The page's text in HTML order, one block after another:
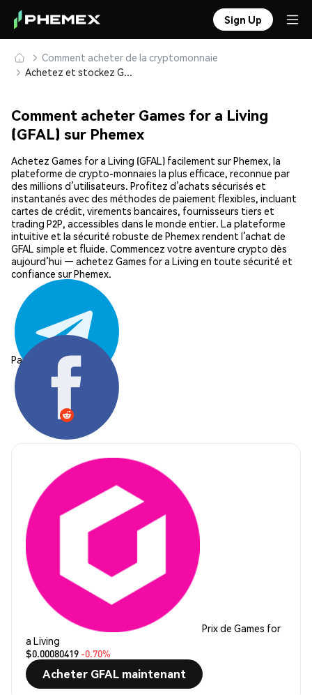
Sign Up
Comment acheter de la cryptomonnaie
Achetez et stockez Games for a Living (GFAL) en toute sécurité
Comment acheter Games for a Living
(GFAL) sur Phemex
Achetez Games for a Living (GFAL) facilement sur Phemex, la
plateforme de crypto-monnaies la plus efficace, reconnue par
des millions d’utilisateurs. Profitez d’achats sécurisés et
instantanés avec des méthodes de paiement flexibles, incluant
cartes de crédit, virements bancaires, fournisseurs tiers et
trading P2P, accessibles dans le monde entier. La plateforme
intuitive et la sécurité robuste de Phemex rendent l’achat de
GFAL simple et fluide. Commencez votre aventure crypto dès
aujourd’hui — achetez Games for a Living en toute sécurité et
confiance sur Phemex.
Partager:
Prix de Games for
a Living
$0.00080419 -0.70%
Acheter GFAL maintenant